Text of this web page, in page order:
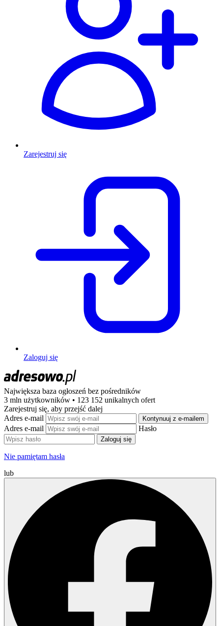
Zarejestruj się
Zaloguj się
Największa baza ogłoszeń bez pośredników
3 mln użytkowników • 123 152 unikalnych ofert
Zarejestruj się, aby przejść dalej
Adres e-mail
Kontynuuj z e-mailem
Adres e-mail Hasło
Zaloguj się
Nie pamiętam hasła
lub